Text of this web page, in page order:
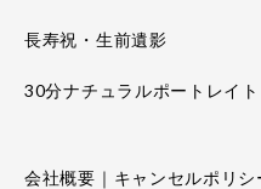
長寿祝・生前遺影
30分ナチュラルポートレイト
会社概要｜キャンセルポリシ